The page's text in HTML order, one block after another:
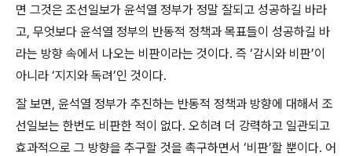
면 그것은 조선일보가 윤석열 정부가 정말 잘되고 성공하길 바라
고, 무엇보다 윤석열 정부의 반동적 정책과 목표들이 성공하길 바
라는 방향 속에서 나오는 비판이라는 것이다. 즉 ‘감시와 비판’이
아니라 ‘지지와 독려’인 것이다.
잘 보면, 윤석열 정부가 추진하는 반동적 정책과 방향에 대해서 조
선일보는 한번도 비판한 적이 없다. 오히려 더 강력하고 일관되고
효과적으로 그 방향을 추구할 것을 촉구하면서 ‘비판’할 뿐이다. 어